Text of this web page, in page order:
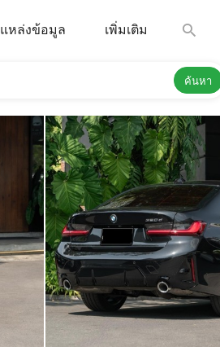
แหล่งข้อมูล เพิ่มเติม
ค้นหา